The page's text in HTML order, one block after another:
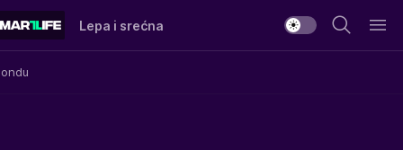
Lepa i srećna